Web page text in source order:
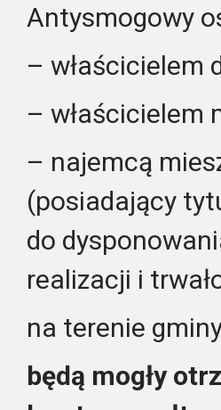
Antysmogowy
– właścicielem
– właścicielem
– najemcą
(posiadający
do
realizacji i
na terenie
będą mogły